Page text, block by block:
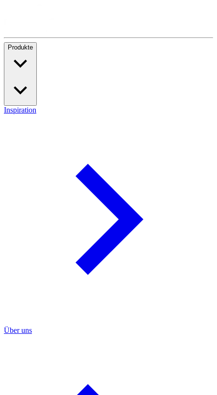
Produkte
Inspiration
Über uns